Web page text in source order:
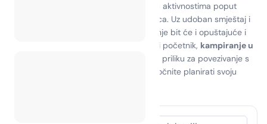
nigerijskom otoku, gdje možete uživati u aktivnostima poput
planinarenja, ribolova i promatranja ptica. Uz udoban smještaj i
lokalne atrakcije u blizini, vaše kampiranje bit će i opuštajuće i
uzbudljivo. Bilo da ste iskusni kampist ili početnik, kampiranje u
jamči nezaboravne uspomene i priliku za povezivanje s
prirodom. Prigrlite boravak u prirodi i počnite planirati svoju